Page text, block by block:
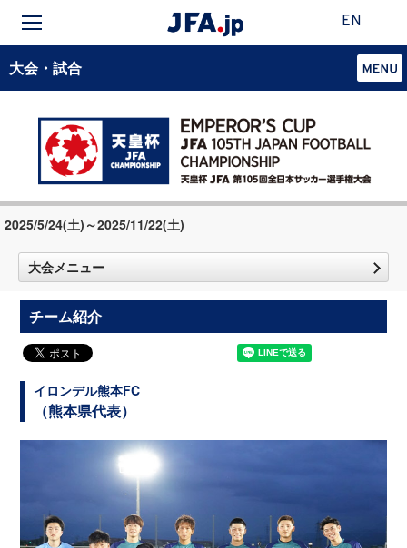
EN
大会・試合
2025/5/24(土)～2025/11/22(土)
大会メニュー
チーム紹介
イロンデル熊本FC
（熊本県代表）